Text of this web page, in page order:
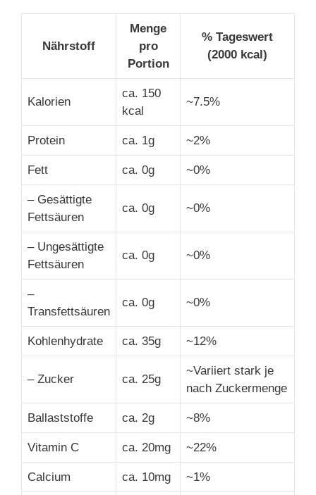
Nährstoff
Menge
pro
Portion
% Tageswert
(2000 kcal)
Kalorien
ca. 150
kcal
~7.5%
Protein ca. 1g ~2%
Fett ca. 0g ~0%
– Gesättigte
Fettsäuren
ca. 0g ~0%
– Ungesättigte
Fettsäuren
ca. 0g ~0%
–
Transfettsäuren
ca. 0g ~0%
Kohlenhydrate ca. 35g ~12%
– Zucker ca. 25g
~Variiert stark je
nach Zuckermenge
Ballaststoffe ca. 2g ~8%
Vitamin C ca. 20mg ~22%
Calcium ca. 10mg ~1%